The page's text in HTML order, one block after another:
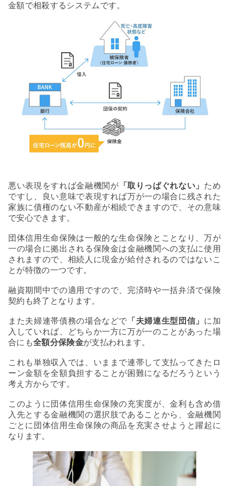
金額で相殺するシステムです。
悪い表現をすれば金融機関が 「取りっぱぐれない」 ため
ですし、良い意味で表現すれば万が一の場合に残された
家族に債権のない不動産が相続できますので、その意味
で安心できます。
団体信用生命保険は一般的な生命保険とことなり、万が
一の場合に拠出される保険金は金融機関への支払に使用
されますので、相続人に現金が給付されるのではないこ
とが特徴の一つです。
融資期間中での適用ですので、完済時や一括弁済で保険
契約も終了となります。
また夫婦連帯債務の場合などで 「夫婦連生型団信」 に加
入していれば、どちらか一方に万が一のことがあった場
合にも全額分保険金が支払われます。
これも単独収入では、いままで連帯して支払ってきたロ
ーン金額を全額負担することが困難になるだろうという
考え方からです。
このように団体信用生命保険の充実度が、金利も含め借
入先とする金融機関の選択肢であることから、金融機関
ごとに団体信用生命保険の商品を充実させようと躍起に
なります。